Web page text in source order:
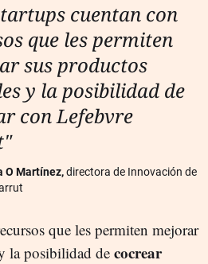
cuentan con
que les permiten
sus productos
y la posibilidad de
con Lefebvre
O Martínez,directora de Innovación de
que les permiten mejorar
la posibilidad de cocrear